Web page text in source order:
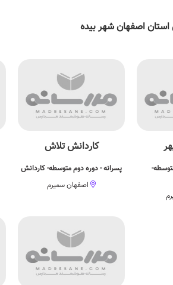
اصفهان شهر بیده
کاردانش تلاش
پسرانه - دوره دوم متوسطه- کاردانش
اصفهان سمیرم